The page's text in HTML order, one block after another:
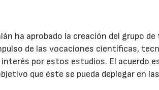
ha aprobado la creación del grupo
de las vocaciones científicas,
por estos estudios. El acuerdo
que éste se pueda deplegar en